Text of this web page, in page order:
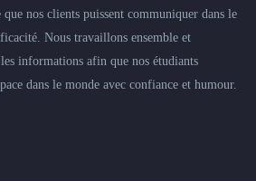
nos clients puissent communiquer dans le
Nous travaillons ensemble et
informations afin que nos étudiants
dans le monde avec confiance et humour.